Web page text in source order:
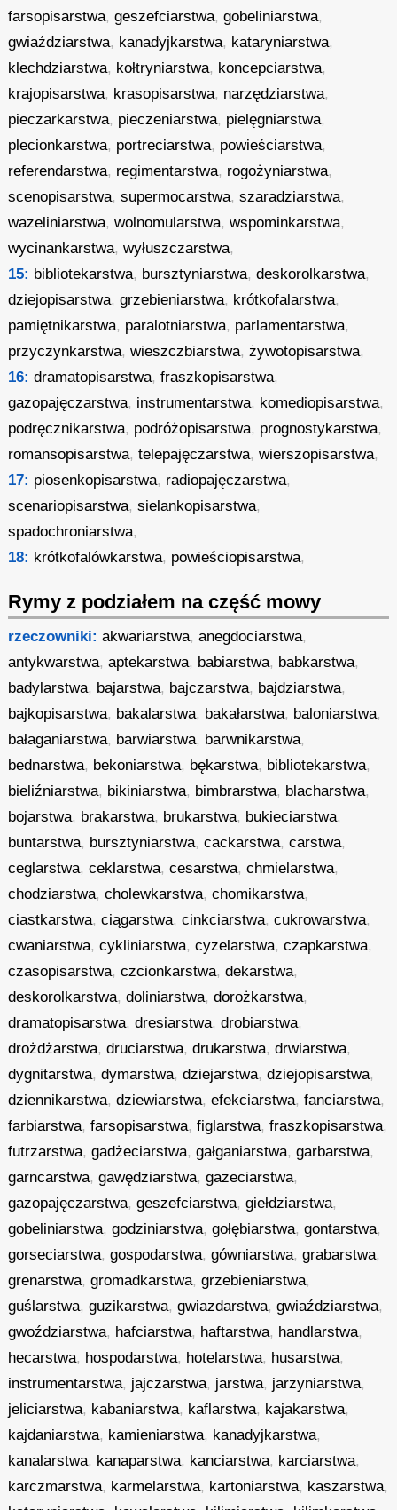
farsopisarstwa,geszefciarstwa,gobeliniarstwa,
gwiaździarstwa, kanadyjkarstwa, kataryniarstwa,
klechdziarstwa, kołtryniarstwa, koncepciarstwa,
krajopisarstwa, krasopisarstwa, narzędziarstwa,
pieczarkarstwa, pieczeniarstwa, pielęgniarstwa,
plecionkarstwa, portreciarstwa, powieściarstwa,
referendarstwa, regimentarstwa, rogożyniarstwa,
scenopisarstwa,supermocarstwa,szaradziarstwa,
wazeliniarstwa,wolnomularstwa,wspominkarstwa,
wycinankarstwa,wyłuszczarstwa,
15: bibliotekarstwa, bursztyniarstwa,deskorolkarstwa,
dziejopisarstwa,grzebieniarstwa, krótkofalarstwa,
pamiętnikarstwa, paralotniarstwa, parlamentarstwa,
przyczynkarstwa,wieszczbiarstwa,żywotopisarstwa,
16: dramatopisarstwa,fraszkopisarstwa,
gazopajęczarstwa, instrumentarstwa, komediopisarstwa,
podręcznikarstwa, podróżopisarstwa, prognostykarstwa,
romansopisarstwa,telepajęczarstwa,wierszopisarstwa,
17: piosenkopisarstwa, radiopajęczarstwa,
scenariopisarstwa,sielankopisarstwa,
spadochroniarstwa,
18: krótkofalówkarstwa, powieściopisarstwa,
Rymy z podziałem na część mowy
rzeczowniki: akwariarstwa,anegdociarstwa,
antykwarstwa,aptekarstwa, babiarstwa, babkarstwa,
badylarstwa, bajarstwa, bajczarstwa, bajdziarstwa,
bajkopisarstwa, bakalarstwa, bakałarstwa, baloniarstwa,
bałaganiarstwa, barwiarstwa, barwnikarstwa,
bednarstwa, bekoniarstwa, bękarstwa, bibliotekarstwa,
bieliźniarstwa, bikiniarstwa, bimbrarstwa, blacharstwa,
bojarstwa, brakarstwa, brukarstwa, bukieciarstwa,
buntarstwa, bursztyniarstwa,cackarstwa,carstwa,
ceglarstwa,ceklarstwa,cesarstwa,chmielarstwa,
chodziarstwa,cholewkarstwa,chomikarstwa,
ciastkarstwa,ciągarstwa,cinkciarstwa,cukrowarstwa,
cwaniarstwa,cykliniarstwa,cyzelarstwa,czapkarstwa,
czasopisarstwa,czcionkarstwa,dekarstwa,
deskorolkarstwa,doliniarstwa,dorożkarstwa,
dramatopisarstwa,dresiarstwa,drobiarstwa,
drożdżarstwa,druciarstwa,drukarstwa,drwiarstwa,
dygnitarstwa,dymarstwa,dziejarstwa,dziejopisarstwa,
dziennikarstwa,dziewiarstwa,efekciarstwa,fanciarstwa,
farbiarstwa,farsopisarstwa,figlarstwa,fraszkopisarstwa,
futrzarstwa,gadżeciarstwa,gałganiarstwa,garbarstwa,
garncarstwa,gawędziarstwa,gazeciarstwa,
gazopajęczarstwa,geszefciarstwa,giełdziarstwa,
gobeliniarstwa,godziniarstwa,gołębiarstwa,gontarstwa,
gorseciarstwa,gospodarstwa,gówniarstwa,grabarstwa,
grenarstwa,gromadkarstwa,grzebieniarstwa,
guślarstwa,guzikarstwa,gwiazdarstwa,gwiaździarstwa,
gwoździarstwa, hafciarstwa, haftarstwa, handlarstwa,
hecarstwa, hospodarstwa, hotelarstwa, husarstwa,
instrumentarstwa, jajczarstwa, jarstwa, jarzyniarstwa,
jeliciarstwa, kabaniarstwa, kaflarstwa, kajakarstwa,
kajdaniarstwa, kamieniarstwa, kanadyjkarstwa,
kanalarstwa, kanaparstwa, kanciarstwa, karciarstwa,
karczmarstwa, karmelarstwa, kartoniarstwa, kaszarstwa,